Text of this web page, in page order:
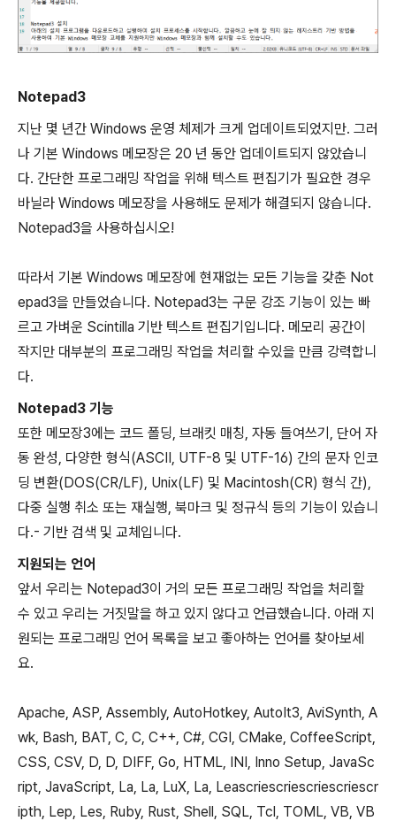
Notepad3
지난 몇 년간 Windows 운영 체제가 크게 업데이트되었지만. 그러
나 기본 Windows 메모장은 20 년 동안 업데이트되지 않았습니
다. 간단한 프로그래밍 작업을 위해 텍스트 편집기가 필요한 경우
바닐라 Windows 메모장을 사용해도 문제가 해결되지 않습니다.
Notepad3을 사용하십시오!
따라서 기본 Windows 메모장에 현재없는 모든 기능을 갖춘 Not
epad3을 만들었습니다. Notepad3는 구문 강조 기능이 있는 빠
르고 가벼운 Scintilla 기반 텍스트 편집기입니다. 메모리 공간이
작지만 대부분의 프로그래밍 작업을 처리할 수있을 만큼 강력합니
다.
Notepad3 기능
또한 메모장3에는 코드 폴딩, 브래킷 매칭, 자동 들여쓰기, 단어 자
동 완성, 다양한 형식(ASCII, UTF-8 및 UTF-16) 간의 문자 인코
딩 변환(DOS(CR/LF), Unix(LF) 및 Macintosh(CR) 형식 간),
다중 실행 취소 또는 재실행, 북마크 및 정규식 등의 기능이 있습니
다.- 기반 검색 및 교체입니다.
지원되는 언어
앞서 우리는 Notepad3이 거의 모든 프로그래밍 작업을 처리할
수 있고 우리는 거짓말을 하고 있지 않다고 언급했습니다. 아래 지
원되는 프로그래밍 언어 목록을 보고 좋아하는 언어를 찾아보세
요.
Apache, ASP, Assembly, AutoHotkey, AutoIt3, AviSynth, A
wk, Bash, BAT, C, C, C++, C#, CGI, CMake, CoffeeScript,
CSS, CSV, D, D, DIFF, Go, HTML, INI, Inno Setup, JavaSc
ript, JavaScript, La, La, LuX, La, Leascriescriescriescriescr
ipth, Lep, Les, Ruby, Rust, Shell, SQL, Tcl, TOML, VB, VB